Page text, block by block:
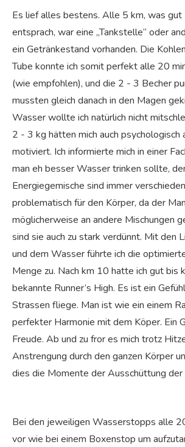
Es lief alles bestens. Alle 5 km, was gut
entsprach, war eine „Tankstelle“ oder
ein Getränkestand vorhanden. Die
Tube konnte ich somit perfekt alle 20
(wie empfohlen), und die 2 - 3 Becher
mussten gleich danach in den Magen
Wasser wollte ich natürlich nicht
2 - 3 kg hätten mich auch psychologisch
motiviert. Ich informierte mich in einer
man eh besser Wasser trinken sollte,
Energiegemische sind immer
problematisch für den Körper, da der
möglicherweise an andere Mischungen
sind sie auch zu stark verdünnt. Mit den
und dem Wasser führte ich die
Menge zu. Nach km 10 hatte ich gut bis
bekannte Runner’s High. Es ist ein
Strassen fliege. Man ist wie ein einem
perfekter Harmonie mit dem Köper. Ein
Freude. Ab und zu fror es mich trotz
Anstrengung durch den ganzen Körper
dies die Momente der Ausschüttung der
Bei den jeweiligen Wasserstopps alle
vor wie bei einem Boxenstop um